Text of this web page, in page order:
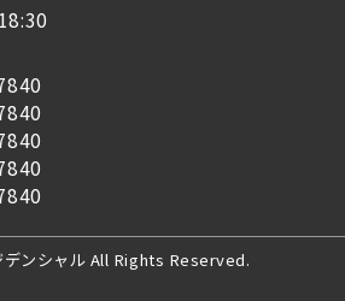
デンシャル All Rights Reserved.